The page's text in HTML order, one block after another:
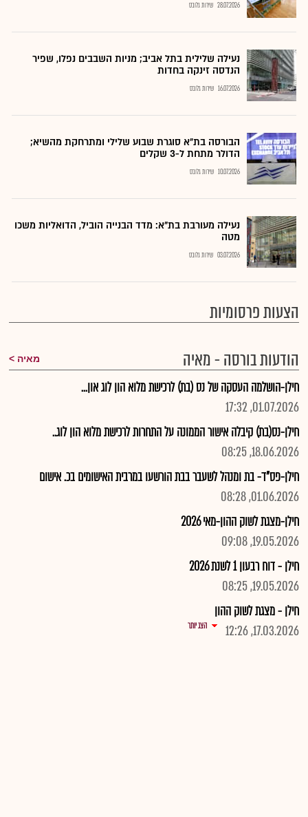
28.07.2026 שירות גלובס
נעילה שלילית בתל אביב; מניות השבבים נפלו, שפיר
הנדסה זינקה בחדות
16.07.2026 שירות גלובס
הבורסה בת״א סוגרת שבוע שלילי ומתרחקת מהשיא;
הדולר מתחת ל-3 שקלים
10.07.2026 שירות גלובס
נעילה מעורבת בת"א: מדד הבנייה הוביל, הדואליות משכו
מטה
03.07.2026 שירות גלובס
הצעות פרסומיות
הודעות בורסה - מאיה
מאיה
חילן-הושלמה העסקה של נס (בת) לרכישת מלוא הון לוג און...
01.07.2026, 17:32
חילן-נס(בת) קיבלה אישור הממונה על התחרות לרכישת מלוא הון לוג..
18.06.2026, 08:25
חילן-פס"ד- בת ומנהל לשעבר בבת הורשעו במרבית האישומים בכ. אישום
01.06.2026, 08:28
חילן-מצגת לשוק ההון-מאי 2026
19.05.2026, 09:08
חילן - דוח רבעון 1 לשנת 2026
19.05.2026, 08:25
חילן - מצגת לשוק ההון
17.03.2026, 12:26
הצג יותר